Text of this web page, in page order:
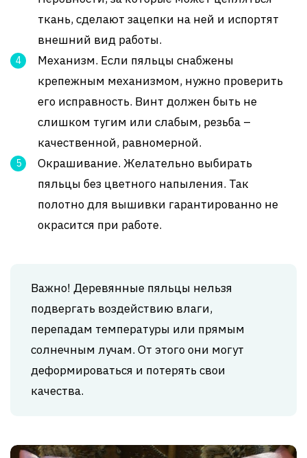
ткань, сделают зацепки на ней и испортят
внешний вид работы.
Механизм. Если пяльцы снабжены
крепежным механизмом, нужно проверить
его исправность. Винт должен быть не
слишком тугим или слабым, резьба –
качественной, равномерной.
Окрашивание. Желательно выбирать
пяльцы без цветного напыления. Так
полотно для вышивки гарантированно не
окрасится при работе.
Важно! Деревянные пяльцы нельзя
подвергать воздействию влаги,
перепадам температуры или прямым
солнечным лучам. От этого они могут
деформироваться и потерять свои
качества.